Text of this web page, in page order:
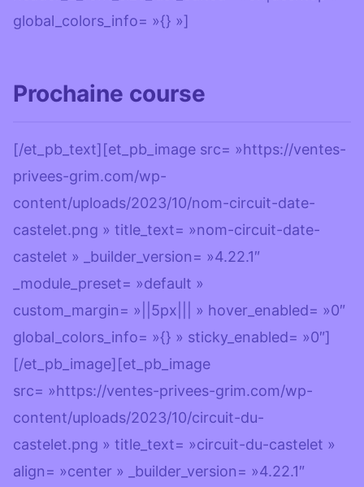
global_colors_info= »{} »]
Prochaine course
[/et_pb_text][et_pb_image src= »https://ventes-
privees-grim.com/wp-
content/uploads/2023/10/nom-circuit-date-
castelet.png » title_text= »nom-circuit-date-
castelet » _builder_version= »4.22.1″
_module_preset= »default »
custom_margin= »||5px||| » hover_enabled= »0″
global_colors_info= »{} » sticky_enabled= »0″]
[/et_pb_image][et_pb_image
src= »https://ventes-privees-grim.com/wp-
content/uploads/2023/10/circuit-du-
castelet.png » title_text= »circuit-du-castelet »
align= »center » _builder_version= »4.22.1″